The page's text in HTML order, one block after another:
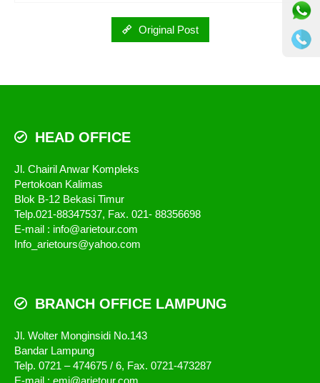
Original Post
HEAD OFFICE
Jl. Chairil Anwar Kompleks
Pertokoan Kalimas
Blok B-12 Bekasi Timur
Telp.021-88347537, Fax. 021- 88356698
E-mail : info@arietour.com
Info_arietours@yahoo.com
BRANCH OFFICE LAMPUNG
Jl. Wolter Monginsidi No.143
Bandar Lampung
Telp. 0721 – 474675 / 6, Fax. 0721-473287